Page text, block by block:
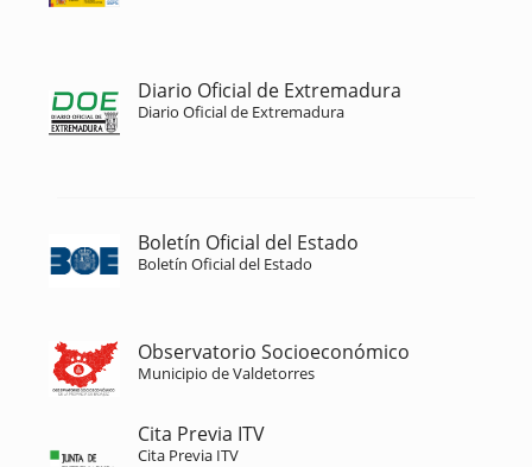
Diario Oficial de Extremadura
Diario Oficial de Extremadura
Boletín Oficial del Estado
Boletín Oficial del Estado
Observatorio Socioeconómico
Municipio de Valdetorres
Cita Previa ITV
Cita Previa ITV